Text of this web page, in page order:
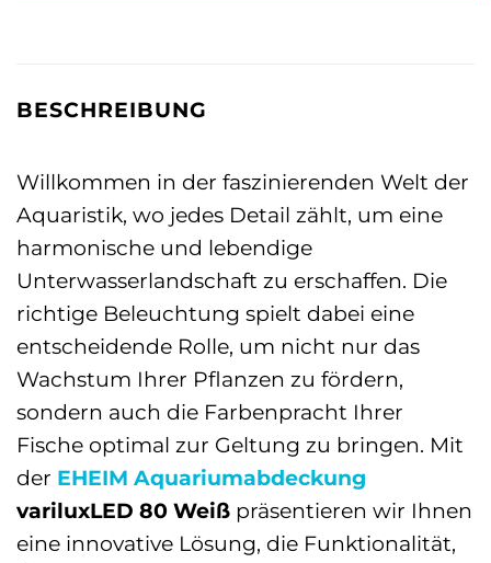
BESCHREIBUNG
Willkommen in der faszinierenden Welt der
Aquaristik, wo jedes Detail zählt, um eine
harmonische und lebendige
Unterwasserlandschaft zu erschaffen. Die
richtige Beleuchtung spielt dabei eine
entscheidende Rolle, um nicht nur das
Wachstum Ihrer Pflanzen zu fördern,
sondern auch die Farbenpracht Ihrer
Fische optimal zur Geltung zu bringen. Mit
der EHEIM Aquariumabdeckung
variluxLED 80 Weiß präsentieren wir Ihnen
eine innovative Lösung, die Funktionalität,